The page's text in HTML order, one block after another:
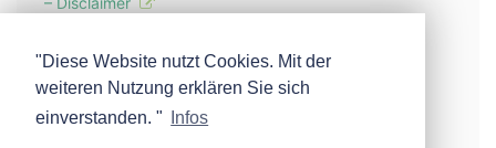
– Werbung
– Mehr über unsere Experten
"Diese Website nutzt Cookies. Mit der
weiteren Nutzung erklären Sie sich
einverstanden. "
Infos